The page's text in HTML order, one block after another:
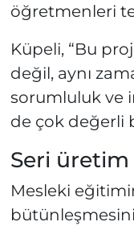
öğretmenleri
Küpeli, “Bu
değil, aynı
sorumluluk ve
de çok değerli
Seri
Mesleki